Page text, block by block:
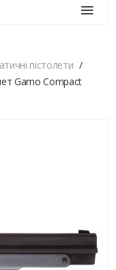
пістолети
Gamo Compact